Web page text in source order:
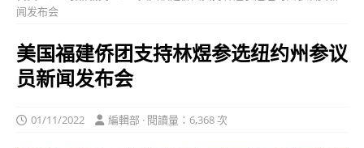
闻发布会
美国福建侨团支持林煜参选纽约州参议
员新闻发布会
01/11/2022 編輯部 · 閱讀量：6,368 次